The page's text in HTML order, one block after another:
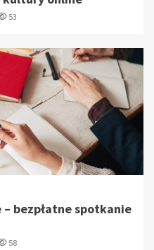
53
bezpłatne spotkanie
58